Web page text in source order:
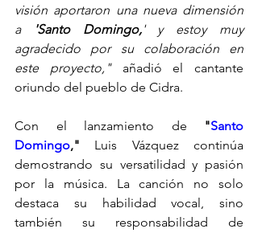
visión aportaron una nueva dimensión
a
'Santo Domingo,' y estoy muy
agradecido por su colaboración en
este proyecto," añadió el cantante
oriundo del pueblo de Cidra.
Con el lanzamiento de "Santo
Domingo," Luis Vázquez continúa
demostrando su versatilidad y pasión
por la música. La canción no solo
destaca su habilidad vocal, sino
también su responsabilidad de